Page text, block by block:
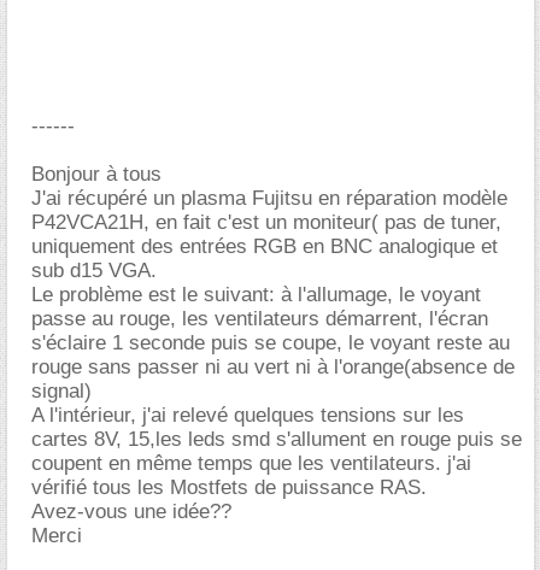
------
Bonjour à tous
J'ai récupéré un plasma Fujitsu en réparation modèle
P42VCA21H, en fait c'est un moniteur( pas de tuner,
uniquement des entrées RGB en BNC analogique et
sub d15 VGA.
Le problème est le suivant: à l'allumage, le voyant
passe au rouge, les ventilateurs démarrent, l'écran
s'éclaire 1 seconde puis se coupe, le voyant reste au
rouge sans passer ni au vert ni à l'orange(absence de
signal)
A l'intérieur, j'ai relevé quelques tensions sur les
cartes 8V, 15,les leds smd s'allument en rouge puis se
coupent en même temps que les ventilateurs. j'ai
vérifié tous les Mostfets de puissance RAS.
Avez-vous une idée??
Merci